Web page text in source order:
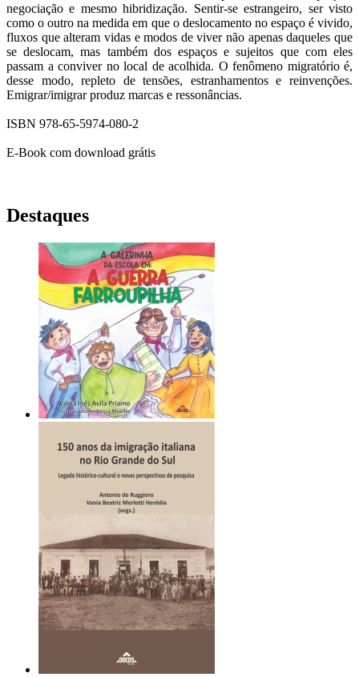
negociação e mesmo hibridização. Sentir-se estrangeiro, ser visto
como o outro na medida em que o deslocamento no espaço é vivido,
fluxos que alteram vidas e modos de viver não apenas daqueles que
se deslocam, mas também dos espaços e sujeitos que com eles
passam a conviver no local de acolhida. O fenômeno migratório é,
desse modo, repleto de tensões, estranhamentos e reinvenções.
Emigrar/imigrar produz marcas e ressonâncias.
ISBN 978-65-5974-080-2
E-Book com download grátis
Destaques